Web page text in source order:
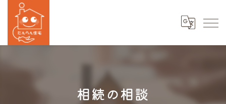
相続の相談